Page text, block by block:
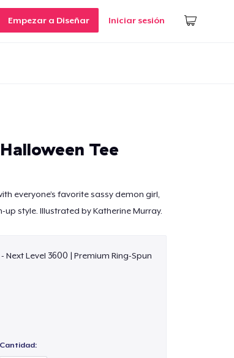
Empezar a Diseñar Iniciar sesión
Tee
everyone’s favorite sassy demon girl,
up style. Illustrated by Katherine Murray.
- Next Level 3600 | Premium Ring-Spun
Cantidad: